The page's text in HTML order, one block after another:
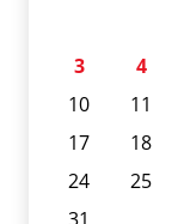
3
4
10
11
17
18
24
25